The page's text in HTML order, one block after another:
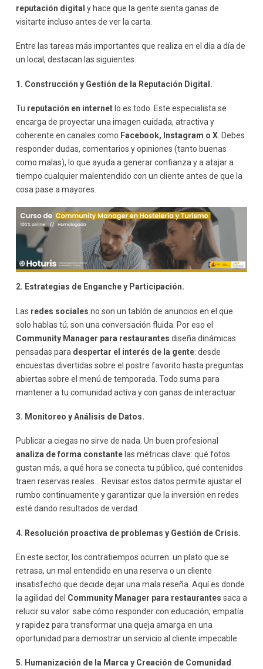
reputación digital y hace que la gente sienta ganas de
visitarte incluso antes de ver la carta.
Entre las tareas más importantes que realiza en el día a día de
un local, destacan las siguientes:
1. Construcción y Gestión de la Reputación Digital.
Tu reputación en internetlo es todo. Este especialista se
encarga de proyectar una imagen cuidada, atractiva y
coherente en canales como Facebook, Instagram o X. Debes
responder dudas, comentarios y opiniones (tanto buenas
como malas), lo que ayuda a generar confianza y a atajar a
tiempo cualquier malentendido con un cliente antes de que la
cosa pase a mayores.
2. Estrategias de Enganche y Participación.
Las redes sociales no son un tablón de anuncios en el que
solo hablas tú; son una conversación fluida. Por eso el
Community Manager para restaurantes diseña dinámicas
pensadas para despertar el interés de la gente: desde
encuestas divertidas sobre el postre favorito hasta preguntas
abiertas sobre el menú de temporada. Todo suma para
mantener a tu comunidad activa y con ganas de interactuar.
3. Monitoreo y Análisis de Datos.
Publicar a ciegas no sirve de nada. Un buen profesional
analiza de forma constante las métricas clave: qué fotos
gustan más, a qué hora se conecta tu público, qué contenidos
traen reservas reales… Revisar estos datos permite ajustar el
rumbo continuamente y garantizar que la inversión en redes
esté dando resultados de verdad.
4. Resolución proactiva de problemas y Gestión de Crisis.
En este sector, los contratiempos ocurren: un plato que se
retrasa, un mal entendido en una reserva o un cliente
insatisfecho que decide dejar una mala reseña. Aquí es donde
la agilidad del Community Manager para restaurantes saca a
relucir su valor: sabe cómo responder con educación, empatía
y rapidez para transformar una queja amarga en una
oportunidad para demostrar un servicio al cliente impecable.
5. Humanización de la Marca y Creación de Comunidad.